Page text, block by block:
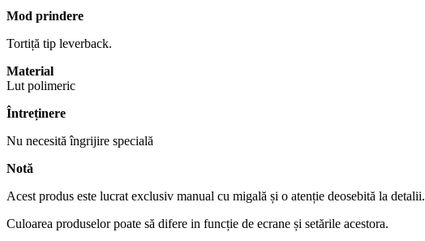
Mod prindere
Tortiță tip leverback.
Material
Lut polimeric
Întreținere
Nu necesită îngrijire specială
Notă
Acest produs este lucrat exclusiv manual cu migală și o atenție deosebită la detalii.
Culoarea produselor poate să difere in funcție de ecrane și setările acestora.